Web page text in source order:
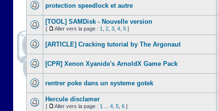
protection speedlock et autre
[TOOL] SAMDisk - Nouvelle version
[ Aller vers la page : 1 2 3 4 5 ]
[ARTICLE] Cracking tutorial by The Argonaut
[CPR] Xenon Xyanide's ArnoldX Game Pack
rentrer poke dans un systeme gotek
Hercule disclamer
[ Aller vers la page : 1 4 5 6 ]